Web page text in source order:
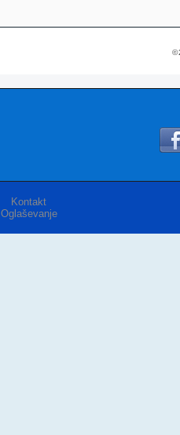
©
Kontakt
Oglaševanje